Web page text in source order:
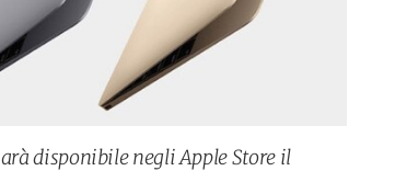
disponibile negli Apple Store il